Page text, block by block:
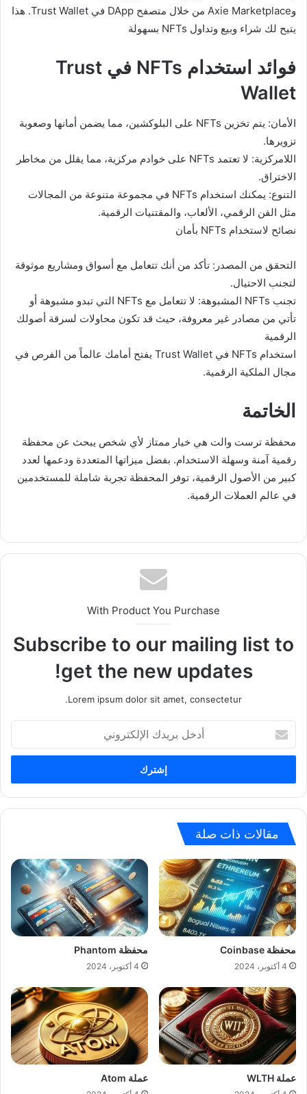
وAxie Marketplace من خلال متصفح DApp في Trust Wallet. هذا
يتيح لك شراء وبيع وتداول NFTs بسهولة
فوائد استخدام NFTs في Trust
Wallet
الأمان: يتم تخزين NFTs على البلوكشين، مما يضمن أمانها وصعوبة
تزويرها.
اللامركزية: لا تعتمد NFTs على خوادم مركزية، مما يقلل من مخاطر
الاختراق.
التنوع: يمكنك استخدام NFTs في مجموعة متنوعة من المجالات
مثل الفن الرقمي، الألعاب، والمقتنيات الرقمية.
نصائح لاستخدام NFTs بأمان
التحقق من المصدر: تأكد من أنك تتعامل مع أسواق ومشاريع موثوقة
لتجنب الاحتيال.
تجنب NFTs المشبوهة: لا تتعامل مع NFTs التي تبدو مشبوهة أو
تأتي من مصادر غير معروفة، حيث قد تكون محاولات لسرقة أصولك
الرقمية
استخدام NFTs في Trust Wallet يفتح أمامك عالماً من الفرص في
مجال الملكية الرقمية.
الخاتمة
محفظة ترست والت هي خيار ممتاز لأي شخص يبحث عن محفظة
رقمية آمنة وسهلة الاستخدام. بفضل ميزاتها المتعددة ودعمها لعدد
كبير من الأصول الرقمية، توفر المحفظة تجربة شاملة للمستخدمين
في عالم العملات الرقمية.
With Product You Purchase
Subscribe to our mailing list to
get the new updates!
Lorem ipsum dolor sit amet, consectetur.
بريدك
الإلكتروني
مقالات ذات صلة
محفظة Coinbase
4 أكتوبر، 2024
محفظة Phantom
4 أكتوبر، 2024
عملة WLTH عملة Atom